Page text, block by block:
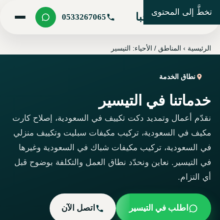
تخطَّ إلى المحتوى
شركة مرحبا 0533267065
الرئيسية ›المناطق / الأحياء: التيسير
نطاق الخدمة
خدماتنا في التيسير
نقدّم أعمال وتمديد دكت تكييف في السعودية، إصلاح كارت
مكيف في السعودية، تركيب مكيفات سبليت وتكييف منزلي
في السعودية، تركيب مكيفات شباك في السعودية وغيرها
في التيسير. نعاين ونحدّد نطاق العمل والتكلفة بوضوح قبل
أي التزام.
اطلب في التيسير اتصل الآن